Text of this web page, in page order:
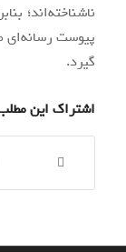
ناشناخته‌اند؛
پیوست رسانه‌ای
گیرد.
اشتراک این